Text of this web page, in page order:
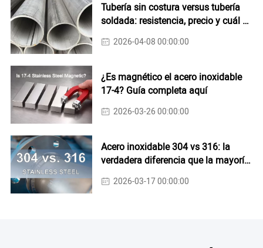
Tubería sin costura versus tubería
soldada: resistencia, precio y cuál es
más fuerte
2026-04-08 00:00:00
¿Es magnético el acero inoxidable
17-4? Guía completa aquí
2026-03-26 00:00:00
Acero inoxidable 304 vs 316: la
verdadera diferencia que la mayoría
de la gente pasa por alto
2026-03-17 00:00:00